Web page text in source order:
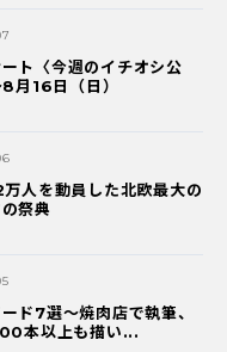
ト〈今週のイチオシ公
月16日（日）
人を動員した北欧最大の
祭典
ド7選〜焼肉店で執筆、
本以上も描い...